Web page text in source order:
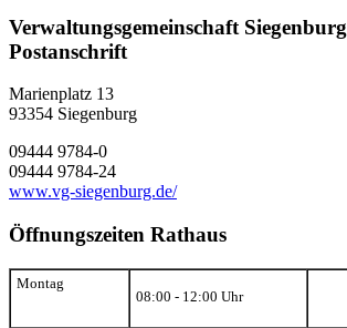
Verwaltungsgemeinschaft Siegenburg
Postanschrift
Marienplatz 13
93354 Siegenburg
09444 9784-0
09444 9784-24
www.vg-siegenburg.de/
Öffnungszeiten Rathaus
Montag
08:00 - 12:00 Uhr